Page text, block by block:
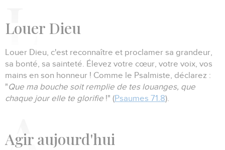
Louer Dieu
Louer Dieu, c'est reconnaître et proclamer sa grandeur,
sa bonté, sa sainteté. Élevez votre cœur, votre voix, vos
mains en son honneur ! Comme le Psalmiste, déclarez :
"Que ma bouche soit remplie de tes louanges, que
chaque jour elle te glorifie !" (Psaumes 71.8).
Agir aujourd'hui